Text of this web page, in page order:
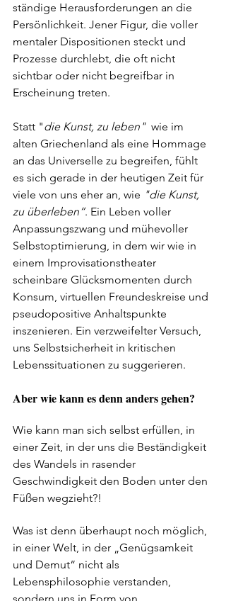
ständige Herausforderungen an die
Persönlichkeit. Jener Figur, die voller
mentaler Dispositionen steckt und
Prozesse durchlebt, die oft nicht
sichtbar oder nicht begreifbar in
Erscheinung treten.
Statt "die Kunst, zu leben" wie im
alten Griechenland als eine Hommage
an das Universelle zu begreifen, fühlt
es sich gerade in der heutigen Zeit für
viele von uns eher an, wie "die Kunst,
zu überleben“. Ein Leben voller
Anpassungszwang und mühevoller
Selbstoptimierung, in dem wir wie in
einem Improvisationstheater
scheinbare Glücksmomenten durch
Konsum, virtuellen Freundeskreise und
pseudopositive Anhaltspunkte
inszenieren. Ein verzweifelter Versuch,
uns Selbstsicherheit in kritischen
Lebenssituationen zu suggerieren.
Aber wie kann es denn anders gehen?
Wie kann man sich selbst erfüllen, in
einer Zeit, in der uns die Beständigkeit
des Wandels in rasender
Geschwindigkeit den Boden unter den
Füßen wegzieht?!
Was ist denn überhaupt noch möglich,
in einer Welt, in der „Genügsamkeit
und Demut“ nicht als
Lebensphilosophie verstanden,